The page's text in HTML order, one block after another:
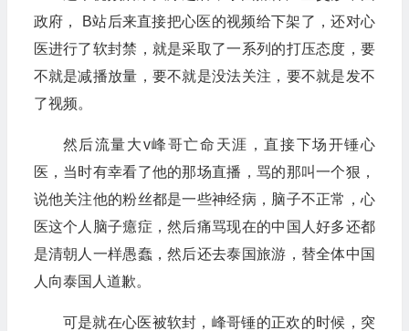
政府， B站后来直接把心医的视频给下架了，还对心
医进行了软封禁，就是采取了一系列的打压态度，要
不就是减播放量，要不就是没法关注，要不就是发不
了视频。
然后流量大v峰哥亡命天涯，直接下场开锤心
医，当时有幸看了他的那场直播，骂的那叫一个狠，
说他关注他的粉丝都是一些神经病，脑子不正常，心
医这个人脑子癔症，然后痛骂现在的中国人好多还都
是清朝人一样愚蠢，然后还去泰国旅游，替全体中国
人向泰国人道歉。
可是就在心医被软封，峰哥锤的正欢的时候，突